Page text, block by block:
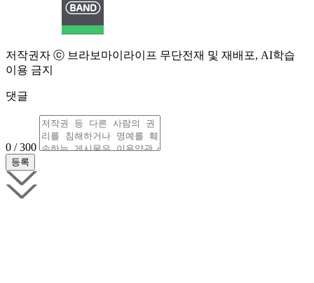
저작권자 ⓒ 브라보마이라이프 무단전재 및 재배포, AI학습
이용 금지
댓글
0 / 300